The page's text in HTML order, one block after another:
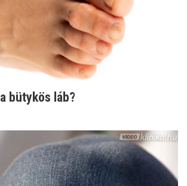
bütykös láb?